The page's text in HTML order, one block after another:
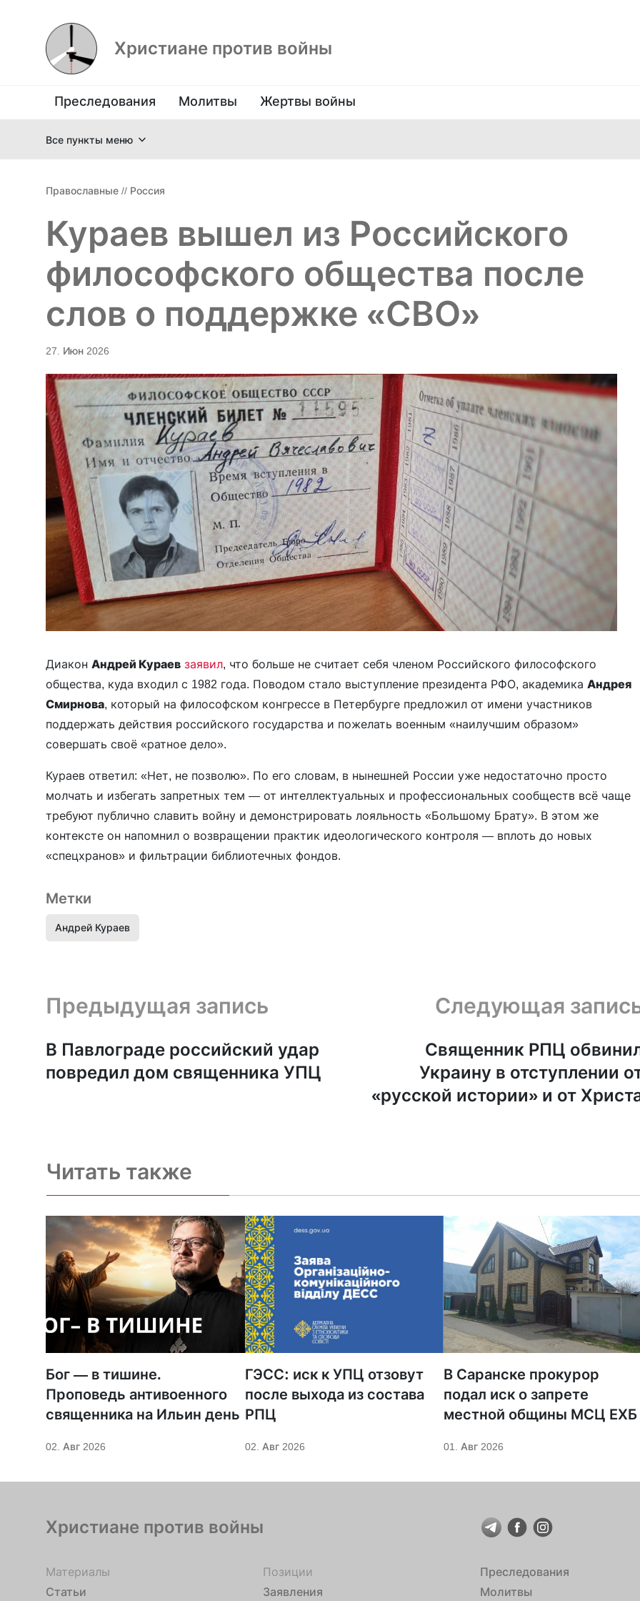
Христиане против войны
Преследования Молитвы Жертвы войны
Все пункты меню
Православные // Россия
Кураев вышел из Российского
философского общества после
слов о поддержке «СВО»
27. Июн 2026
Диакон Андрей Кураев заявил, что больше не считает себя членом Российского философского
общества, куда входил с 1982 года. Поводом стало выступление президента РФО, академика Андрея
Смирнова, который на философском конгрессе в Петербурге предложил от имени участников
поддержать действия российского государства и пожелать военным «наилучшим образом»
совершать своё «ратное дело».
Кураев ответил: «Нет, не позволю». По его словам, в нынешней России уже недостаточно просто
молчать и избегать запретных тем — от интеллектуальных и профессиональных сообществ всё чаще
требуют публично славить войну и демонстрировать лояльность «Большому Брату». В этом же
контексте он напомнил о возвращении практик идеологического контроля — вплоть до новых
«спецхранов» и фильтрации библиотечных фондов.
Метки
Андрей Кураев
Предыдущая запись и следующая запись
Предыдущая запись
В Павлограде российский удар
повредил дом священника УПЦ
Следующая
Священник РПЦ
Украину в отступлении
«русской истории» и от
Читать также
Бог — в тишине.
Проповедь антивоенного
священника на Ильин день
02. Авг 2026
ГЭСС: иск к УПЦ отзовут
после выхода из состава
РПЦ
02. Авг 2026
В Саранске прокурор
подал иск о запрете
местной общины МСЦ ЕХБ
01. Авг 2026
Христиане против войны
Материалы
Статьи
Позиции
Заявления
Преследования
Молитвы